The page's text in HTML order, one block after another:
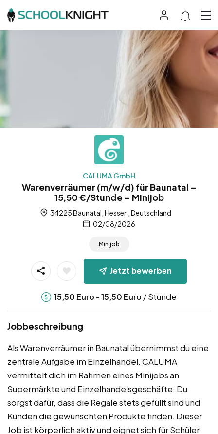
CALUMA GmbH
Warenverräumer (m/w/d) für Baunatal –
15,50 €/Stunde – Minijob
34225 Baunatal, Hessen, Deutschland
02/08/2026
Minijob
Jetzt bewerben
15,50 Euro -15,50 Euro / Stunde
Jobbeschreibung
Als Warenverräumer in Baunatal übernimmst du eine
zentrale Aufgabe im Einzelhandel. CALUMA
vermittelt dich im Rahmen eines Minijobs an
Supermärkte und Einzelhandelsgeschäfte. Du
sorgst dafür, dass die Regale stets gefüllt sind und
Kunden die gewünschten Produkte finden. Dieser
Job ist körperlich aktiv und eignet sich für Schüler,